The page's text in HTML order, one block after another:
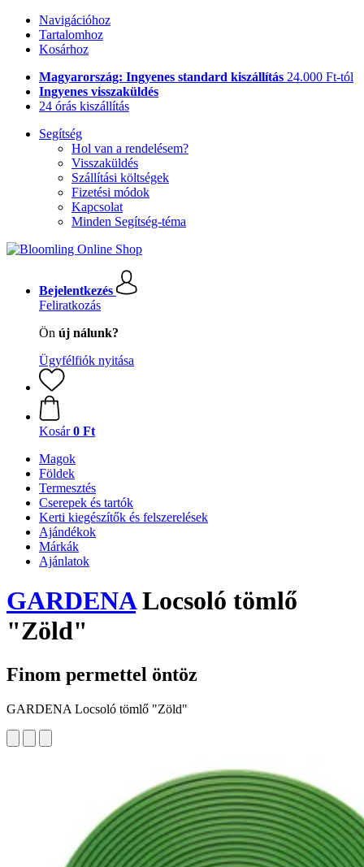
Navigációhoz
Tartalomhoz
Kosárhoz
Magyarország: Ingyenes standard kiszállítás 24.000 Ft-tól
Ingyenes visszaküldés
24 órás kiszállítás
Segítség
Hol van a rendelésem?
Visszaküldés
Szállítási költségek
Fizetési módok
Kapcsolat
Minden Segítség-téma
Bejelentkezés
Feliratkozás
Ön új nálunk?
Ügyfélfiók nyitása
Kosár 0 Ft
Magok
Földek
Termesztés
Cserepek és tartók
Kerti kiegészítők és felszerelések
Ajándékok
Márkák
Ajánlatok
GARDENALocsoló tömlő
"Zöld"
Finom permettel öntöz
GARDENA Locsoló tömlő "Zöld"